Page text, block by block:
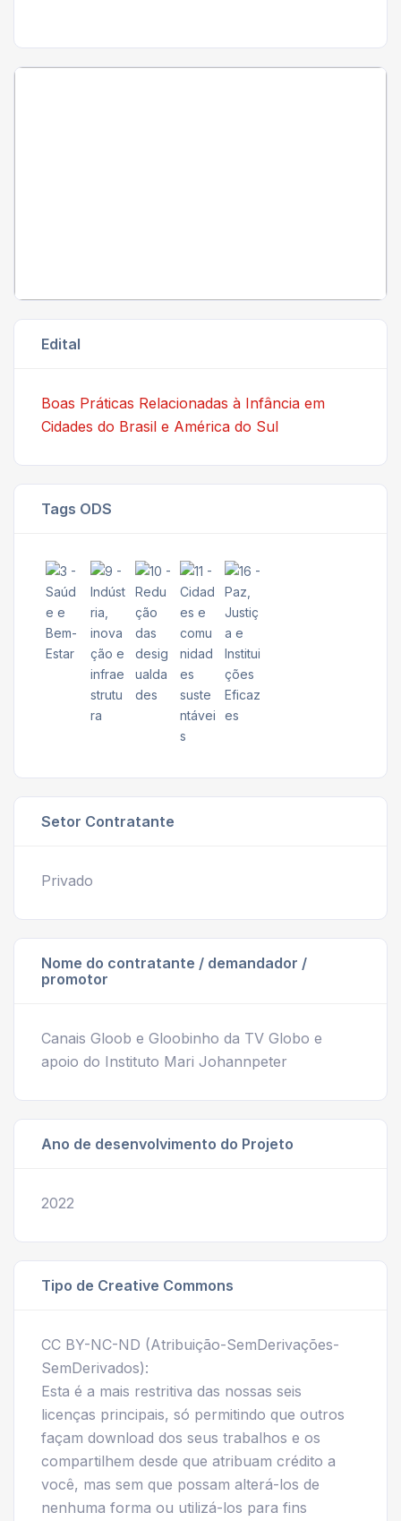
Edital
Boas Práticas Relacionadas à Infância em
Cidades do Brasil e América do Sul
Tags ODS
Setor Contratante
Privado
Nome do contratante / demandador /
promotor
Canais Gloob e Gloobinho da TV Globo e
apoio do Instituto Mari Johannpeter
Ano de desenvolvimento do Projeto
2022
Tipo de Creative Commons
CC BY-NC-ND (Atribuição-SemDerivações-
SemDerivados):
Esta é a mais restritiva das nossas seis
licenças principais, só permitindo que outros
façam download dos seus trabalhos e os
compartilhem desde que atribuam crédito a
você, mas sem que possam alterá-los de
nenhuma forma ou utilizá-los para fins